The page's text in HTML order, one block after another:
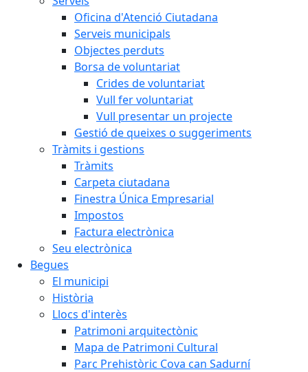
Oficina d'Atenció Ciutadana
Serveis municipals
Objectes perduts
Borsa de voluntariat
Crides de voluntariat
Vull fer voluntariat
Vull presentar un projecte
Gestió de queixes o suggeriments
Tràmits i gestions
Tràmits
Carpeta ciutadana
Finestra Única Empresarial
Impostos
Factura electrònica
Seu electrònica
Begues
El municipi
Història
Llocs d'interès
Patrimoni arquitectònic
Mapa de Patrimoni Cultural
Parc Prehistòric Cova can Sadurní